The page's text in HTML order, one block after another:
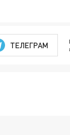
ТЕЛЕГРАМ